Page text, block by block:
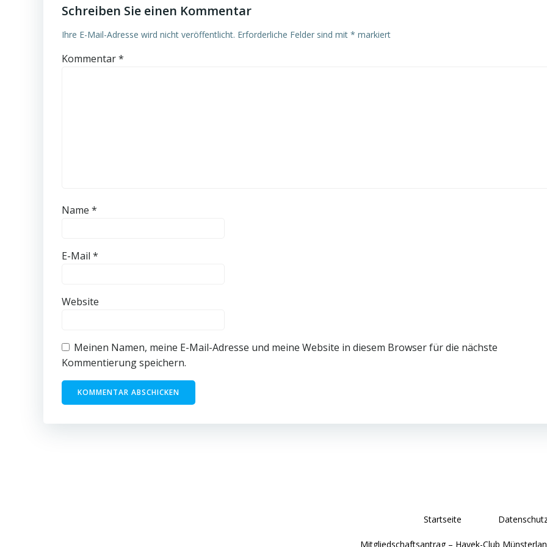
Schreiben Sie einen Kommentar
Ihre E-Mail-Adresse wird nicht veröffentlicht. Erforderliche Felder sind mit * markiert
Kommentar*
Name *
E-Mail *
Website
Meinen Namen, meine E-Mail-Adresse und meine Website in diesem Browser für die nächste
Kommentierung speichern.
Startseite
Mitgliedschaftsantrag – Hayek-Club